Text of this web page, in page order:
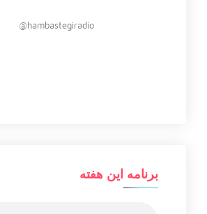
hambastegiradio@
برنامه این هفته